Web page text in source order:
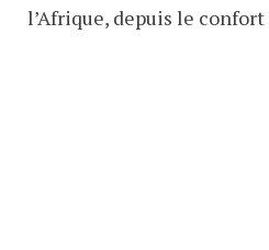
l’Afrique, depuis le